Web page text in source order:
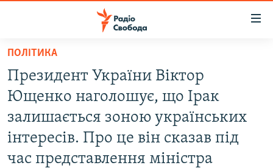
Перейти
основного
матеріалу
до
основної
навігації
ВСЕ ЗА ДОБУ
РОСІЙСЬКА «ФІЛЬТРАЦІЯ»
ПОЛІТИКА
Президент України Віктор
Ющенко наголошує, що Ірак
залишається зоною українських
інтересів. Про це він сказав під
час представлення міністра